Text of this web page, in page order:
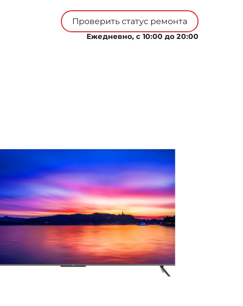
Проверить статус ремонта
Ежедневно, с 10:00 до 20:00